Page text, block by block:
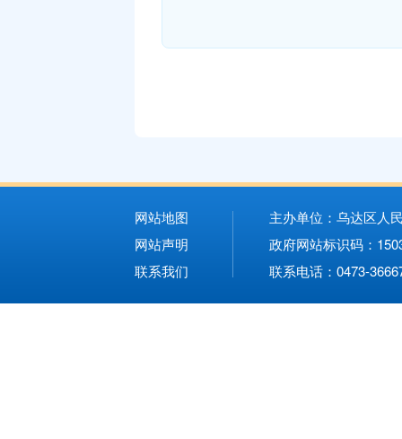
网站地图
网站声明
联系我们
主办单位：乌达区人
政府网站标识码：
联系电话：0473-